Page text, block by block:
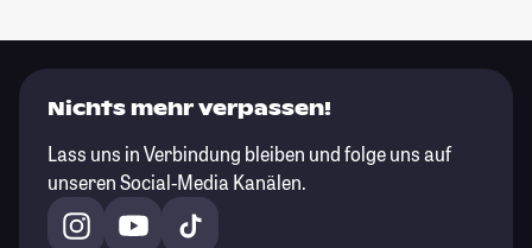
Nichts mehr verpassen!
Lass uns in Verbindung bleiben und folge uns auf
unseren Social-Media Kanälen.